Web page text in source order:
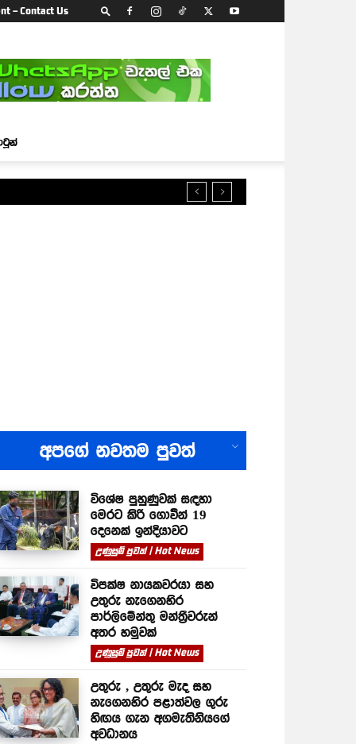
– Contact Us
අපගේ නවතම පුවත්
විශේෂ පුහුණුවක් සඳහා
මෙරට කිරි ගොවීන් 19
දෙනෙක් ඉන්දියාවට
උණුසුම් පුවත් | Hot News
විපක්ෂ නායකවරයා සහ
උතුරු නැගෙනහිර
පාර්ලිමේන්තු මන්ත්‍රීවරුන්
අතර හමුවක්
උණුසුම් පුවත් | Hot News
උතුරු , උතුරු මැද සහ
නැගෙනහිර පළාත්වල ගුරු
හිඟය ගැන අගමැතිනියගේ
අවධානය